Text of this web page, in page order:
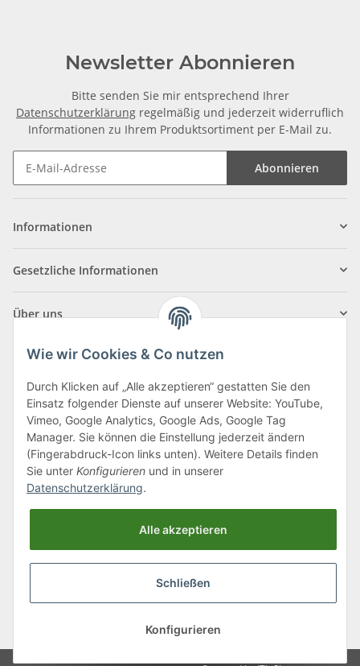
Newsletter Abonnieren
Bitte senden Sie mir entsprechend Ihrer
Datenschutzerklärung regelmäßig und jederzeit widerruflich
Informationen zu Ihrem Produktsortiment per E-Mail zu.
Abonnieren
Informationen
Gesetzliche Informationen
Über uns
Klagenfurter Straße 29
9556 Liebenfels
Montag bis Donnerstag: 8:00 bis 16:30 Uhr
Freitag: 8:00 bis 12:00 Uhr
Tel.:0043 (0) 4262 50900
office@cncshop.at
* Alle Preise inkl. gesetzlicher USt., zzgl.Versand, zzgl.
Wie wir Cookies & Co nutzen
Durch Klicken auf „Alle akzeptieren“ gestatten Sie den
Einsatz folgender Dienste auf unserer Website: YouTube,
Vimeo, Google Analytics, Google Ads, Google Tag
Manager. Sie können die Einstellung jederzeit ändern
(Fingerabdruck-Icon links unten). Weitere Details finden
Sie unter Konfigurieren und in unserer
Datenschutzerklärung.
Alle akzeptieren
Schließen
Konfigurieren